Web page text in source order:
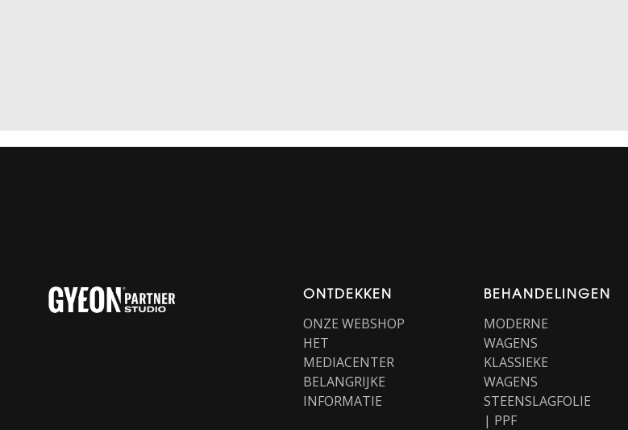
BEHANDELINGEN
MODERNE
WAGENS
KLASSIEKE
WAGENS
STEENSLAGFOLIE
| PPF
ONTDEKKEN
ONZE WEBSHOP
HET
MEDIACENTER
BELANGRIJKE
INFORMATIE